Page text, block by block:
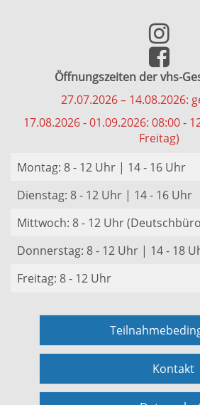
Öffnungszeiten der vhs-
27.07.2026 – 14.08.2026:
17.08.2026 - 01.09.2026: 08:00 -
Freitag)
Montag: 8 - 12 Uhr | 14 - 16 Uhr
Dienstag: 8 - 12 Uhr | 14 - 16 Uhr
Mittwoch: 8 - 12 Uhr
Donnerstag: 8 - 12 Uhr | 14 - 18
Freitag: 8 - 12 Uhr
Kontakt